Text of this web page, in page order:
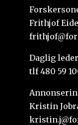
Frithjof
Daglig
tlf 480 59
Kristin